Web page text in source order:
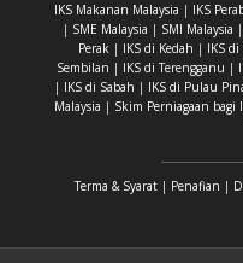
IKS Makanan Malaysia | IKS
| SME Malaysia | SMI Malaysia |
Perak | IKS di Kedah | IKS
Sembilan | IKS di Terengganu |
| IKS di Sabah | IKS di Pulau
Malaysia | Skim Perniagaan bagi
Terma & Syarat | Penafian |